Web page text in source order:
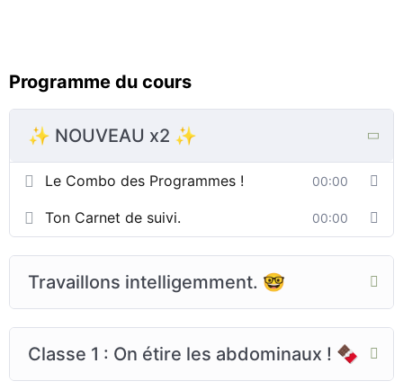
Programme du cours
✨ NOUVEAU x2 ✨
Le Combo des Programmes ! 00:00
Ton Carnet de suivi. 00:00
Travaillons intelligemment. 🤓
Classe 1 : On étire les abdominaux ! 🍫